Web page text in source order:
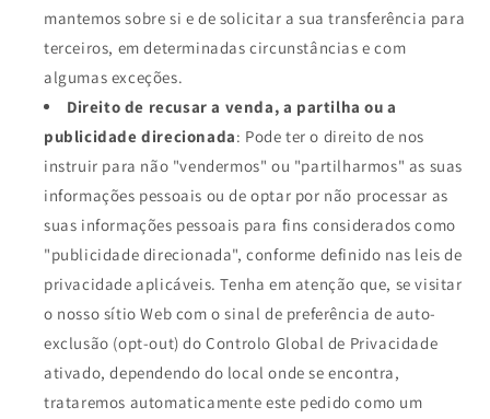
mantemos sobre si e de solicitar a sua transferência para
terceiros, em determinadas circunstâncias e com
algumas exceções.
Direito de recusar a venda, a partilha ou a
publicidade direcionada: Pode ter o direito de nos
instruir para não "vendermos" ou "partilharmos" as suas
informações pessoais ou de optar por não processar as
suas informações pessoais para fins considerados como
"publicidade direcionada", conforme definido nas leis de
privacidade aplicáveis. Tenha em atenção que, se visitar
o nosso sítio Web com o sinal de preferência de auto-
exclusão (opt-out) do Controlo Global de Privacidade
ativado, dependendo do local onde se encontra,
trataremos automaticamente este pedido como um